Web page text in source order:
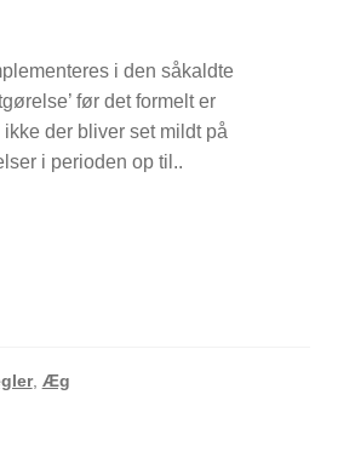
i den såkaldte
før det formelt er
der bliver set mildt på
i perioden op til..
, Æg